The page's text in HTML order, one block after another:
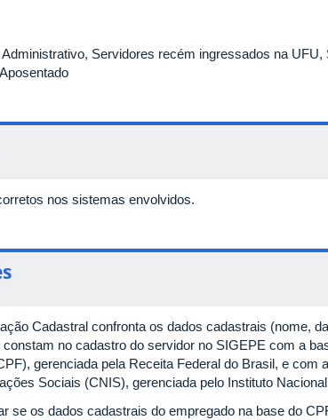
Servidores recém ingressados na
nos sistemas envolvidos.
Cadastral confronta os dados cadastrais (nome,
no cadastro do servidor no SIGEPE com a
gerenciada pela Receita Federal do Brasil, e com
Sociais (CNIS), gerenciada pelo Instituto
se os dados cadastrais do empregado na base do